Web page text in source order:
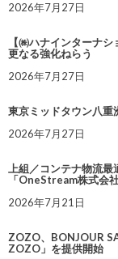
2026年7月27日
【㈱ハナインターナ
更なる強化ねらう
2026年7月27日
東京ミッドタウン八重
2026年7月27日
上組／コンテナ物流
「OneStream株式会
2026年7月21日
ZOZO、BONJOUR
ZOZO」を提供開始